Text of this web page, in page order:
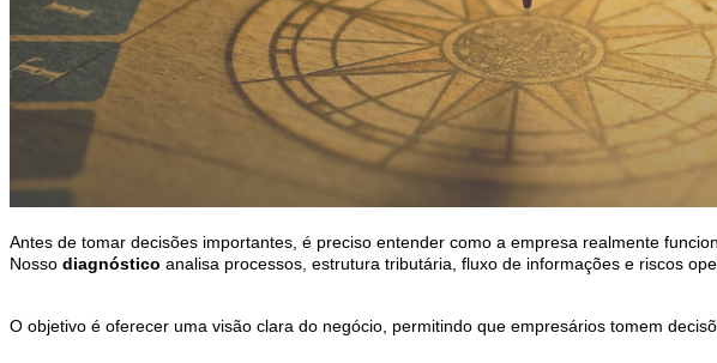
Antes de tomar decisões importantes, é preciso entender como a empresa realmente
Nosso diagnóstico analisa processos, estrutura tributária, fluxo de informações e riscos
O objetivo é oferecer uma visão clara do negócio, permitindo que empresários tomem